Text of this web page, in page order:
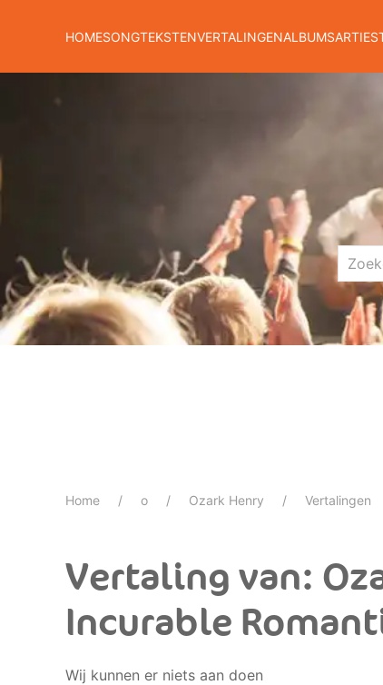
HOMESONGTEKSTENVERTALINGENALBUMS
Home o Ozark Henry Vertalingen
Vertaling van:
Incurable
Wij kunnen er niets aan doen